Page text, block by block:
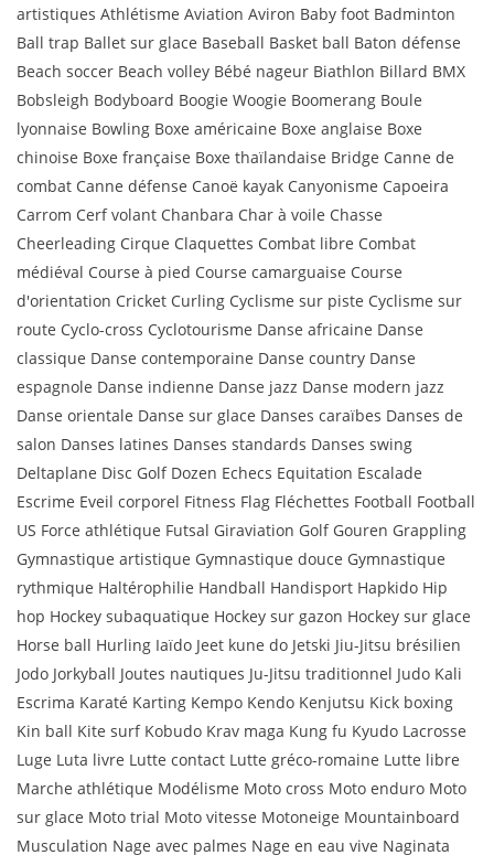
artistiques Athlétisme Aviation Aviron Baby foot Badminton
Ball trap Ballet sur glace Baseball Basket ball Baton défense
Beach soccer Beach volley Bébé nageur Biathlon Billard BMX
Bobsleigh Bodyboard Boogie Woogie Boomerang Boule
lyonnaise Bowling Boxe américaine Boxe anglaise Boxe
chinoise Boxe française Boxe thaïlandaise Bridge Canne de
combat Canne défense Canoë kayak Canyonisme Capoeira
Carrom Cerf volant Chanbara Char à voile Chasse
Cheerleading Cirque Claquettes Combat libre Combat
médiéval Course à pied Course camarguaise Course
d'orientation Cricket Curling Cyclisme sur piste Cyclisme sur
route Cyclo-cross Cyclotourisme Danse africaine Danse
classique Danse contemporaine Danse country Danse
espagnole Danse indienne Danse jazz Danse modern jazz
Danse orientale Danse sur glace Danses caraïbes Danses de
salon Danses latines Danses standards Danses swing
Deltaplane Disc Golf Dozen Echecs Equitation Escalade
Escrime Eveil corporel Fitness Flag Fléchettes Football Football
US Force athlétique Futsal Giraviation Golf Gouren Grappling
Gymnastique artistique Gymnastique douce Gymnastique
rythmique Haltérophilie Handball Handisport Hapkido Hip
hop Hockey subaquatique Hockey sur gazon Hockey sur glace
Horse ball Hurling Iaïdo Jeet kune do Jetski Jiu-Jitsu brésilien
Jodo Jorkyball Joutes nautiques Ju-Jitsu traditionnel Judo Kali
Escrima Karaté Karting Kempo Kendo Kenjutsu Kick boxing
Kin ball Kite surf Kobudo Krav maga Kung fu Kyudo Lacrosse
Luge Luta livre Lutte contact Lutte gréco-romaine Lutte libre
Marche athlétique Modélisme Moto cross Moto enduro Moto
sur glace Moto trial Moto vitesse Motoneige Mountainboard
Musculation Nage avec palmes Nage en eau vive Naginata